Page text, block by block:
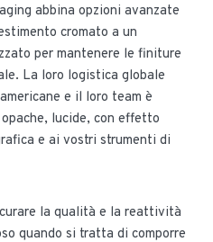
abbina opzioni avanzate
cromato a un
per mantenere le finiture
La loro logistica globale
e il loro team è
lucide, con effetto
e ai vostri strumenti di
la qualità e la reattività
quando si tratta di comporre